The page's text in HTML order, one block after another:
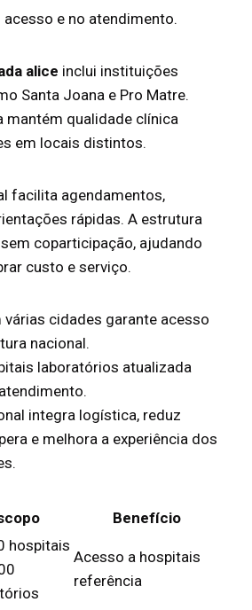
e no atendimento.
alice inclui instituições
Santa Joana e Pro Matre.
mantém qualidade clínica
em locais distintos.
facilita agendamentos,
rápidas. A estrutura
coparticipação, ajudando
custo e serviço.
várias cidades garante acesso
nacional.
laboratórios atualizada
integra logística, reduz
e melhora a experiência dos
Benefício
hospitais
Acesso a hospitais
referência